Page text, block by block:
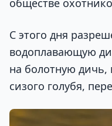
обществе
С этого дня
водоплавающую
на болотную дичь,
сизого голубя,